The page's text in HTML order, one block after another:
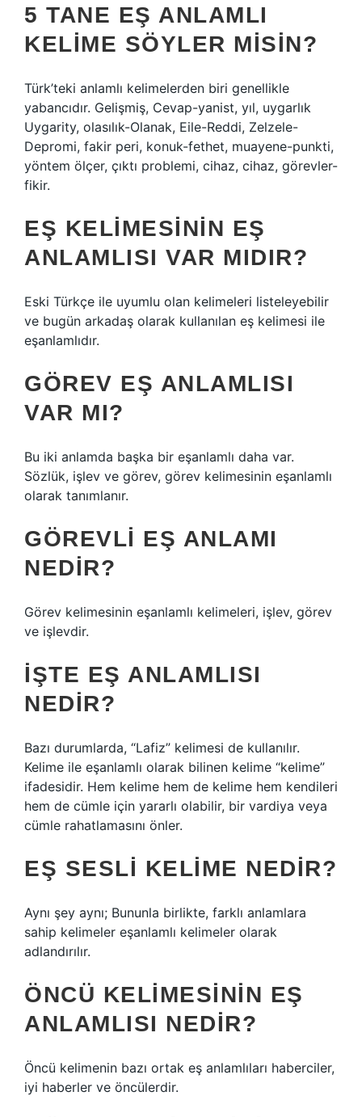
5 TANE EŞ ANLAMLI
KELIME SÖYLER MISIN?
Türk’teki anlamlı kelimelerden biri genellikle
yabancıdır. Gelişmiş, Cevap-yanist, yıl, uygarlık
Uygarity, olasılık-Olanak, Eile-Reddi, Zelzele-
Depromi, fakir peri, konuk-fethet, muayene-punkti,
yöntem ölçer, çıktı problemi, cihaz, cihaz, görevler-
fikir.
EŞ KELIMESININ EŞ
ANLAMLISI VAR MIDIR?
Eski Türkçe ile uyumlu olan kelimeleri listeleyebilir
ve bugün arkadaş olarak kullanılan eş kelimesi ile
eşanlamlıdır.
GÖREV EŞ ANLAMLISI
VAR MI?
Bu iki anlamda başka bir eşanlamlı daha var.
Sözlük, işlev ve görev, görev kelimesinin eşanlamlı
olarak tanımlanır.
GÖREVLI EŞ ANLAMI
NEDIR?
Görev kelimesinin eşanlamlı kelimeleri, işlev, görev
ve işlevdir.
İŞTE EŞ ANLAMLISI
NEDIR?
Bazı durumlarda, “Lafiz” kelimesi de kullanılır.
Kelime ile eşanlamlı olarak bilinen kelime “kelime”
ifadesidir. Hem kelime hem de kelime hem kendileri
hem de cümle için yararlı olabilir, bir vardiya veya
cümle rahatlamasını önler.
EŞ SESLI KELIME NEDIR?
Aynı şey aynı; Bununla birlikte, farklı anlamlara
sahip kelimeler eşanlamlı kelimeler olarak
adlandırılır.
ÖNCÜ KELIMESININ EŞ
ANLAMLISI NEDIR?
Öncü kelimenin bazı ortak eş anlamlıları haberciler,
iyi haberler ve öncülerdir.